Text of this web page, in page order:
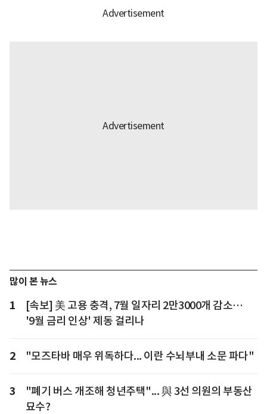
많이 본 뉴스
1
[속보] 美 고용 충격, 7월 일자리 2만3000개 감소…
'9월 금리 인상' 제동 걸리나
2 "모즈타바 매우 위독하다... 이란 수뇌부내 소문 파다"
3
"폐기 버스 개조해 청년주택"... 與 3선 의원의 부동산
묘수?